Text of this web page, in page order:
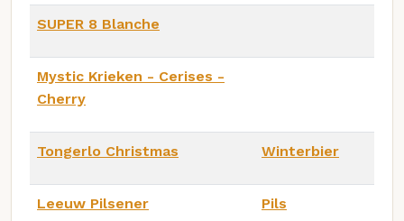
SUPER 8 Blanche
Mystic Krieken - Cerises -
Cherry
Tongerlo Christmas Winterbier
Leeuw Pilsener Pils